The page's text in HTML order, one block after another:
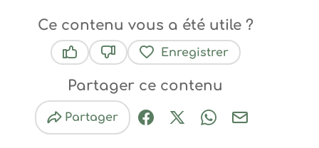
Ce contenu vous a été utile ?
Enregistrer
Partager ce contenu
Partager
Partager sur Facebook
Partager sur X / Twitter
Partager sur
Partager par